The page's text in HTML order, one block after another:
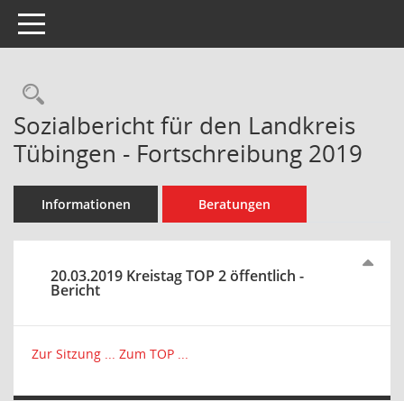
Toggle navigation
Rechercheauswahl
Sozialbericht für den Landkreis
Tübingen - Fortschreibung 2019
Informationen Beratungen
20.03.2019 Kreistag TOP 2 öffentlich -
Bericht
Zur Sitzung ... Zum TOP ...